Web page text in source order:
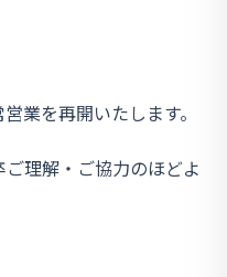
業を再開いたします。
理解・ご協力のほどよ